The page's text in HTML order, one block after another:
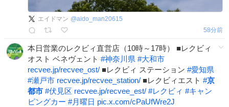
エイドマン @aido_man20615
58分前
本日営業のレクビィ直営店（10時～17時） ■レクビィ
オスト ベネヴェント #神奈川県 #大和市
recvee.jp/recvee_ost/ ■レクビィ ステーション #愛知県
#瀬戸市 recvee.jp/recvee_station/ ■レクビィエスト #京
都市 #伏見区 recvee.jp/recvee_est/ #レクビィ #キャン
ピングカー #月曜日 pic.x.com/cPaUfWre2J